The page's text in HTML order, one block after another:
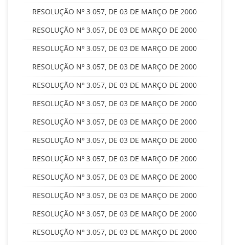
RESOLUÇÃO Nº 3.057, DE 03 DE MARÇO DE 2000
RESOLUÇÃO Nº 3.057, DE 03 DE MARÇO DE 2000
RESOLUÇÃO Nº 3.057, DE 03 DE MARÇO DE 2000
RESOLUÇÃO Nº 3.057, DE 03 DE MARÇO DE 2000
RESOLUÇÃO Nº 3.057, DE 03 DE MARÇO DE 2000
RESOLUÇÃO Nº 3.057, DE 03 DE MARÇO DE 2000
RESOLUÇÃO Nº 3.057, DE 03 DE MARÇO DE 2000
RESOLUÇÃO Nº 3.057, DE 03 DE MARÇO DE 2000
RESOLUÇÃO Nº 3.057, DE 03 DE MARÇO DE 2000
RESOLUÇÃO Nº 3.057, DE 03 DE MARÇO DE 2000
RESOLUÇÃO Nº 3.057, DE 03 DE MARÇO DE 2000
RESOLUÇÃO Nº 3.057, DE 03 DE MARÇO DE 2000
RESOLUÇÃO Nº 3.057, DE 03 DE MARÇO DE 2000